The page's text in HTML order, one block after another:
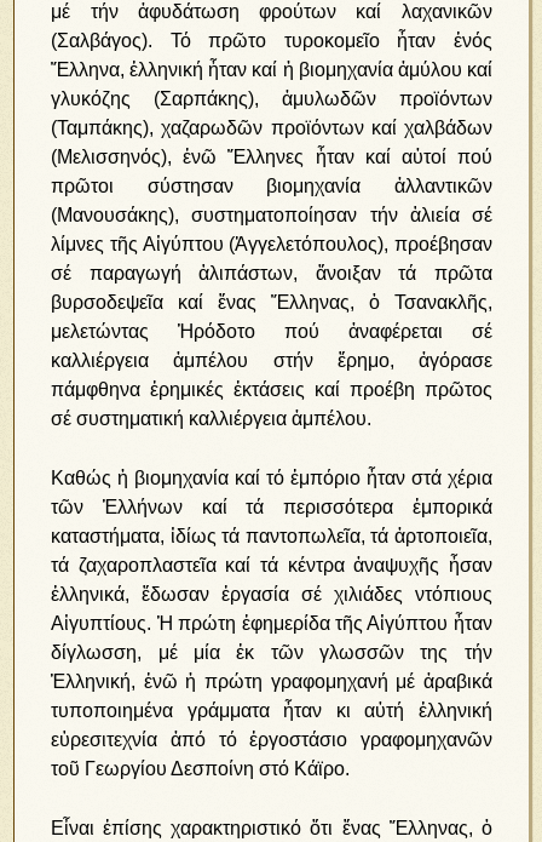
μέ τήν ἀφυδάτωση φρούτων καί λαχανικῶν
(Σαλβάγος). Τό πρῶτο τυροκομεῖο ἦταν ἑνός
Ἕλληνα, ἑλληνική ἦταν καί ἡ βιομηχανία ἀμύλου καί
γλυκόζης (Σαρπάκης), ἀμυλωδῶν προϊόντων
(Ταμπάκης), χαζαρωδῶν προϊόντων καί χαλβάδων
(Μελισσηνός), ἐνῶ Ἕλληνες ἦταν καί αὐτοί πού
πρῶτοι σύστησαν βιομηχανία ἀλλαντικῶν
(Μανουσάκης), συστηματοποίησαν τήν ἁλιεία σέ
λίμνες τῆς Αἰγύπτου (Ἀγγελετόπουλος), προέβησαν
σέ παραγωγή ἁλιπάστων, ἄνοιξαν τά πρῶτα
βυρσοδεψεῖα καί ἕνας Ἕλληνας, ὁ Τσανακλῆς,
μελετώντας Ἡρόδοτο πού ἀναφέρεται σέ
καλλιέργεια ἀμπέλου στήν ἔρημο, ἀγόρασε
πάμφθηνα ἐρημικές ἐκτάσεις καί προέβη πρῶτος
σέ συστηματική καλλιέργεια ἀμπέλου.
Καθώς ἡ βιομηχανία καί τό ἐμπόριο ἦταν στά χέρια
τῶν Ἑλλήνων καί τά περισσότερα ἐμπορικά
καταστήματα, ἰδίως τά παντοπωλεῖα, τά ἀρτοποιεῖα,
τά ζαχαροπλαστεῖα καί τά κέντρα ἀναψυχῆς ἦσαν
ἑλληνικά, ἔδωσαν ἐργασία σέ χιλιάδες ντόπιους
Αἰγυπτίους. Ἡ πρώτη ἐφημερίδα τῆς Αἰγύπτου ἦταν
δίγλωσση, μέ μία ἐκ τῶν γλωσσῶν της τήν
Ἑλληνική, ἐνῶ ἡ πρώτη γραφομηχανή μέ ἀραβικά
τυποποιημένα γράμματα ἦταν κι αὐτή ἑλληνική
εὑρεσιτεχνία ἀπό τό ἐργοστάσιο γραφομηχανῶν
τοῦ Γεωργίου Δεσποίνη στό Κάϊρο.
Εἶναι ἐπίσης χαρακτηριστικό ὅτι ἕνας Ἕλληνας, ὁ